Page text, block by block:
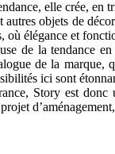
elle crée,
autres objets de
où élégance et
de la tendance
de la marque,
ici sont
Story est